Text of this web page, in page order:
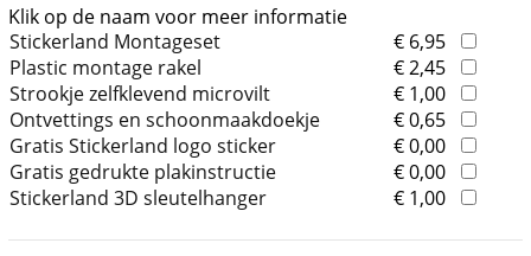
Klik op de naam voor meer informatie
Stickerland Montageset
€ 6,95
Plastic montage rakel
€ 2,45
Strookje zelfklevend microvilt
€ 1,00
Ontvettings en schoonmaakdoekje
€ 0,65
Gratis Stickerland logo sticker
€ 0,00
Gratis gedrukte plakinstructie
€ 0,00
Stickerland 3D sleutelhanger
€ 1,00